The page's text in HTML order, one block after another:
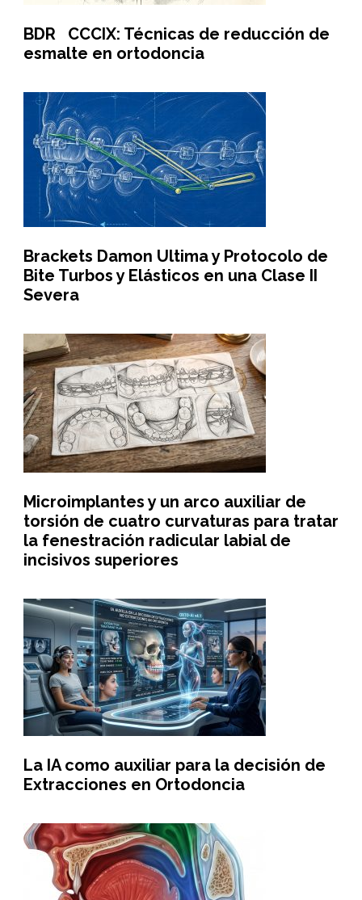
BDR CCCIX: Técnicas de reducción de
esmalte en ortodoncia
Brackets Damon Ultima y Protocolo de
Bite Turbos y Elásticos en una Clase II
Severa
Microimplantes y un arco auxiliar de
torsión de cuatro curvaturas para tratar
la fenestración radicular labial de
incisivos superiores
La IA como auxiliar para la decisión de
Extracciones en Ortodoncia